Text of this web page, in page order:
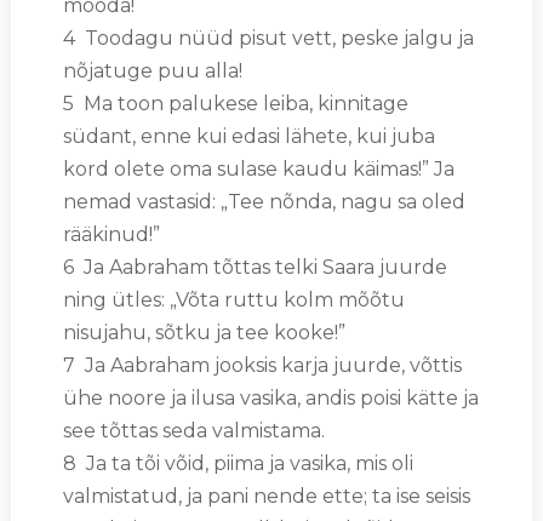
mööda!
4 Toodagu nüüd pisut vett, peske jalgu ja
nõjatuge puu alla!
5 Ma toon palukese leiba, kinnitage
südant, enne kui edasi lähete, kui juba
kord olete oma sulase kaudu käimas!” Ja
nemad vastasid: „Tee nõnda, nagu sa oled
rääkinud!”
6 Ja Aabraham tõttas telki Saara juurde
ning ütles: „Võta ruttu kolm mõõtu
nisujahu, sõtku ja tee kooke!”
7 Ja Aabraham jooksis karja juurde, võttis
ühe noore ja ilusa vasika, andis poisi kätte ja
see tõttas seda valmistama.
8 Ja ta tõi võid, piima ja vasika, mis oli
valmistatud, ja pani nende ette; ta ise seisis